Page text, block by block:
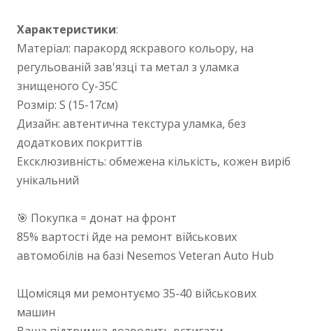
Характеристики:
Матеріал: паракорд яскравого кольору, на
регульованій зав'язці та метал з уламка
знищеного Су-35С
Розмір: S (15-17см)
Дизайн: автентична текстура уламка, без
додаткових покриттів
Ексклюзивність: обмежена кількість, кожен виріб
унікальний
🎯 Покупка = донат на фронт
85% вартості йде на ремонт військових
автомобілів на базі Nesemos Veteran Auto Hub
Щомісяця ми ремонтуємо 35-40 військових
машин